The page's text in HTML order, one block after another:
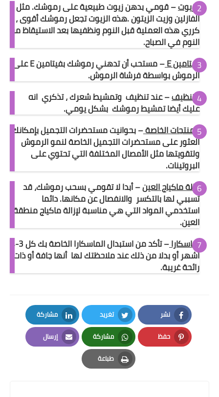
الزيوت– قومي بدهن زيوت طبيعية على رموشك. مثل
الفازلين وزيت الزيتون .هذه الزيوت تجعل رموشك أقوى ،
كرري هذه العملية قبل النوم ونظفيها بعد الاستيقاظ من
النوم في الصباح.
فيتامين E
– مستحب أن تدهني رموشك بفيتامين E على
الرموش بواسطة فرشاة الرموش.
التنظيف– عند تنظيف وتمشيط شعرك ، تذكري انه
عليك أيضا تمشيط رموشك بشكل يومي.
المنتجات الخاصة– بحوانيت مستحضرات التجميل بإمكانك
العثور على مستحضرات التجميل الخاصة لنمو الرموش
ولتقويتها مثل الأمصال المختلفة التي تحتوي على
البروتينات.
إزالة ماكياج العين– أبدا لا تقومي بسحب رموشك، قد
تسببي لها بالتكسر والانفصال عن مكانها. دائما
استخدمي المواد التي هي مناسبة لإزالة ماكياج منطقة
العين.
ماسكارا
– تأكد من استبدال الماسكارا الخاصة بك كل 3-4
أشهر أو بدلا من ذلك عند ملاحظتك لها أنها جافة أو ذات
رائحة غريبة.
نشر
Facebook
تغريد
Twitter
مشاركة
LinkedIn
حفظ
Pinterest
مشاركة
Whatsapp
إرسال
Email
طباعة
Print